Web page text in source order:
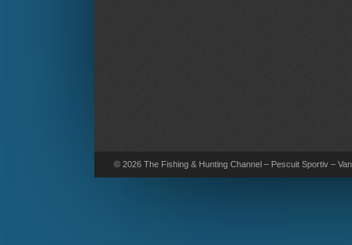
© 2026 The Fishing & Hunting Channel – Pescuit Sportiv –